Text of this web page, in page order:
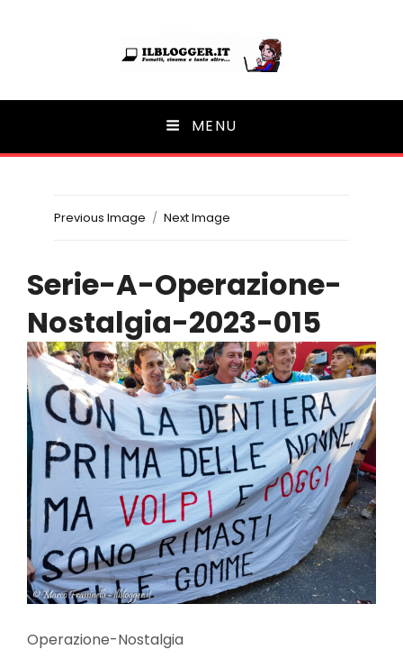
Ilblogger.it
Il portalino di blog | MENU
Previous Image Next Image
Serie-A-Operazione-
Nostalgia-2023-015
Operazione-Nostalgia